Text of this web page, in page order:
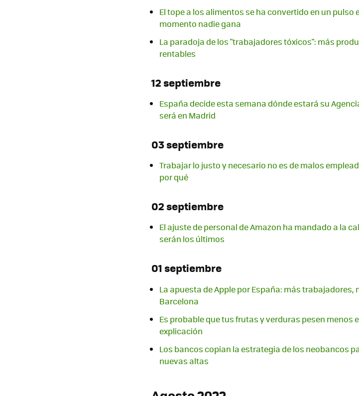
El tope a los alimentos se ha convertido en un pulso
momento nadie gana
La paradoja de los "trabajadores tóxicos": más
rentables
12 septiembre
España decide esta semana dónde estará su
será en Madrid
03 septiembre
Trabajar lo justo y necesario no es de malos
por qué
02 septiembre
El ajuste de personal de Amazon ha mandado a la
serán los últimos
01 septiembre
La apuesta de Apple por España: más
Barcelona
Es probable que tus frutas y verduras pesen menos
explicación
Los bancos copian la estrategia de los neobancos
nuevas altas